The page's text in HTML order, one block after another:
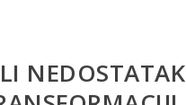
NEDOSTATAK